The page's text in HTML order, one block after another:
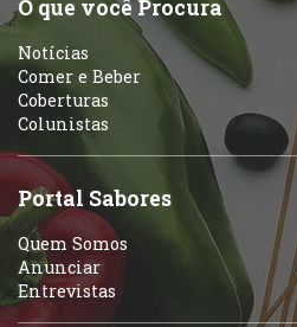
O que você Procura
Notícias
Comer e Beber
Coberturas
Colunistas
Portal Sabores
Quem Somos
Anunciar
Entrevistas